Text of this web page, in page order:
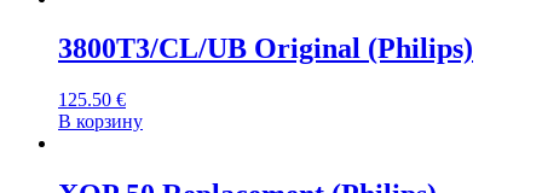
3800T3/CL/UB Original (Philips)
125.50 €
В корзину